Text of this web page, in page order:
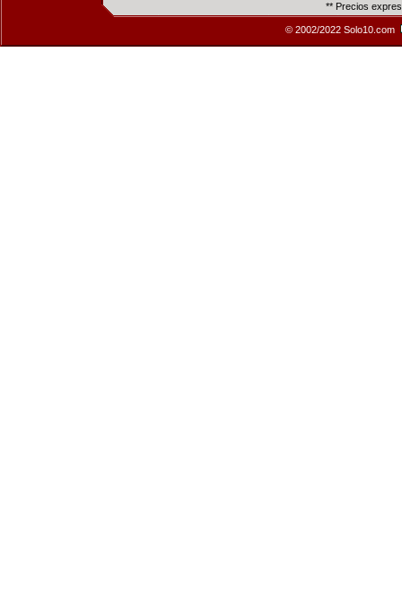
** Precios
© 2002/2022 Solo10.com